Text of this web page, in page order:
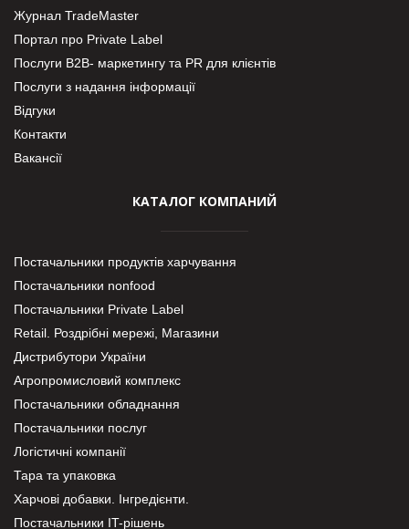
Журнал TradeMaster
Портал про Private Label
Послуги В2В- маркетингу та PR для клієнтів
Послуги з надання інформації
Відгуки
Контакти
Вакансії
КАТАЛОГ КОМПАНИЙ
Постачальники продуктів харчування
Постачальники nonfood
Постачальники Private Label
Retail. Роздрібні мережі, Магазини
Дистрибутори України
Агропромисловий комплекс
Постачальники обладнання
Постачальники послуг
Логістичні компанії
Тара та упаковка
Харчові добавки. Інгредієнти.
Постачальники IT-рішень